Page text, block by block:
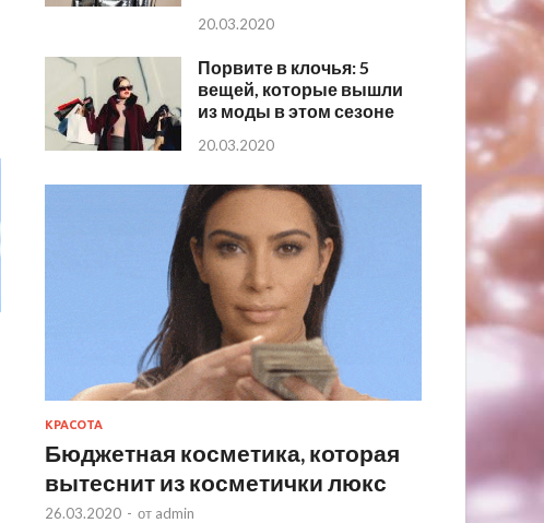
20.03.2020
Порвите в клочья: 5
вещей, которые вышли
из моды в этом сезоне
20.03.2020
КРАСОТА
Бюджетная косметика, которая
вытеснит из косметички люкс
26.03.2020 - от admin